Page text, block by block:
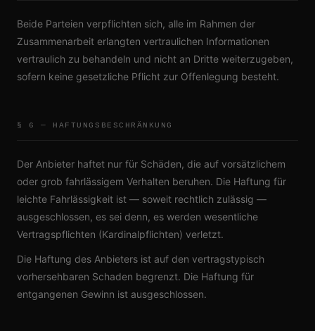
Beide Parteien verpflichten sich, alle im Rahmen der
Zusammenarbeit erlangten vertraulichen Informationen
vertraulich zu behandeln und nicht an Dritte weiterzugeben,
sofern keine gesetzliche Pflicht zur Offenlegung besteht.
§ 6 — HAFTUNGSBESCHRÄNKUNG
Der Anbieter haftet nur für Schäden, die auf vorsätzlichem
oder grob fahrlässigem Verhalten beruhen. Die Haftung für
leichte Fahrlässigkeit ist — soweit rechtlich zulässig —
ausgeschlossen, es sei denn, es werden wesentliche
Vertragspflichten (Kardinalpflichten) verletzt.
Die Haftung des Anbieters ist auf den vertragstypisch
vorhersehbaren Schaden begrenzt. Die Haftung für
entgangenen Gewinn ist ausgeschlossen.